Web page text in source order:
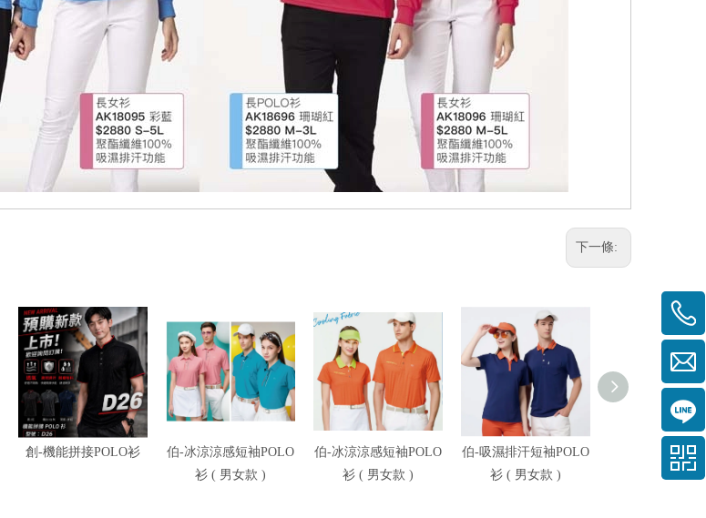
下一條:
創-機能拼接POLO衫
伯-冰涼涼感短袖POLO
衫 ( 男女款 )
伯-冰涼涼感短袖POLO
衫 ( 男女款 )
伯-吸濕排汗短袖POLO
衫 ( 男女款 )
伯-冰涼高彈短
衫 ( 男女款